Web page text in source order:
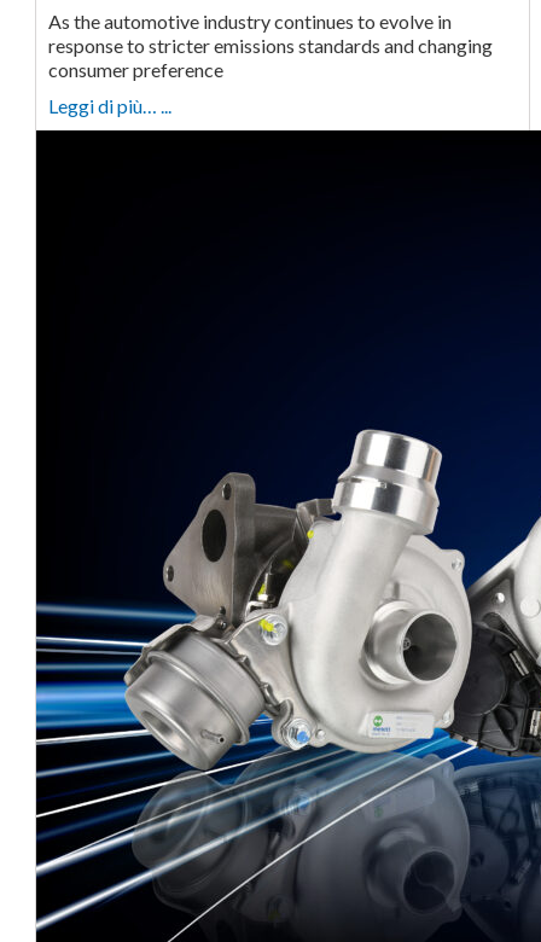
As the automotive industry continues to evolve in
response to stricter emissions standards and changing
consumer preference
Leggi di più… ...